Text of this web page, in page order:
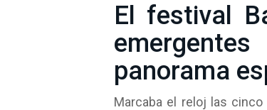
El festival
panorama
Marcaba el reloj las